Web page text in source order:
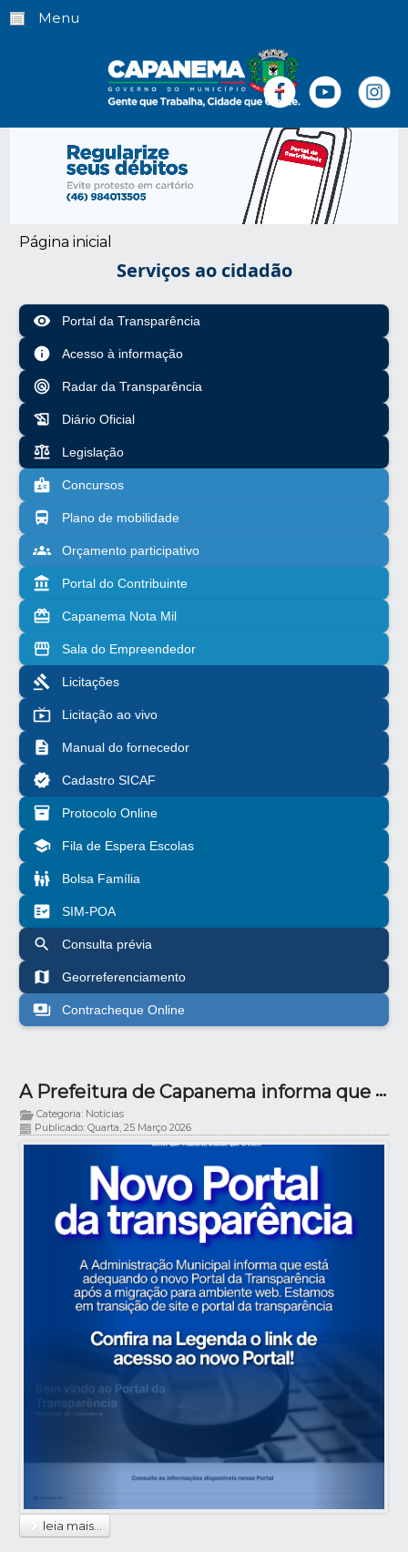
Menu
Página inicial
Serviços ao cidadão
visibility Portal da Transparência
info Acesso à informação
radar Radar da Transparência
history_edu Diário Oficial
balance Legislação
badge Concursos
directions_bus Plano de mobilidade
groups Orçamento participativo
account_balance Portal do Contribuinte
redeem Capanema Nota Mil
storefront Sala do Empreendedor
gavel Licitações
live_tv Licitação ao vivo
description Manual do fornecedor
verified Cadastro SICAF
inventory_2 Protocolo Online
school Fila de Espera Escolas
family_restroom Bolsa Família
fact_check SIM-POA
search Consulta prévia
map Georreferenciamento
payments Contracheque Online
A Prefeitura de Capanema informa que está passando por um importante processo de modernização digital.
Categoria: Notícias
Publicado: Quarta, 25 Março 2026
leia mais...